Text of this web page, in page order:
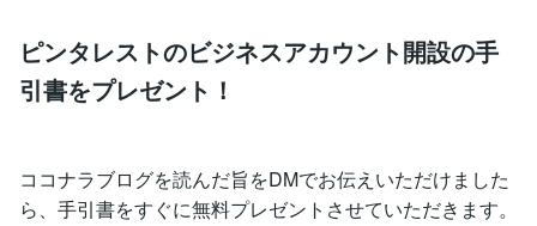
ピンタレストのビジネスアカウント開設の手
引書をプレゼント！
ココナラブログを読んだ旨をDMでお伝えいただけました
ら、手引書をすぐに無料プレゼントさせていただきます。